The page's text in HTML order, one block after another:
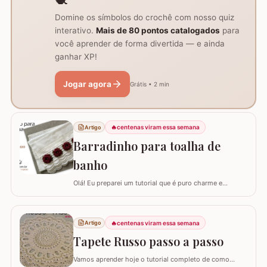
Domine os símbolos do crochê com nosso quiz
interativo. Mais de 80 pontos catalogados para
você aprender de forma divertida — e ainda
ganhar XP!
Jogar agora Grátis • 2 min
Artigo 🔥centenas viram essa semana
Barradinho para toalha de
banho
Olá! Eu preparei um tutorial que é puro charme e
como confeccionar um Barradinho para Toalha de
Banho ou Toalha de Rosto passo a passo. Esse
trabalho transforma uma peça simples em um item de
decoração de luxo, ideal para presentear ou para…
Artigo 🔥centenas viram essa semana
Tapete Russo passo a passo
Vamos aprender hoje o tutorial completo de como